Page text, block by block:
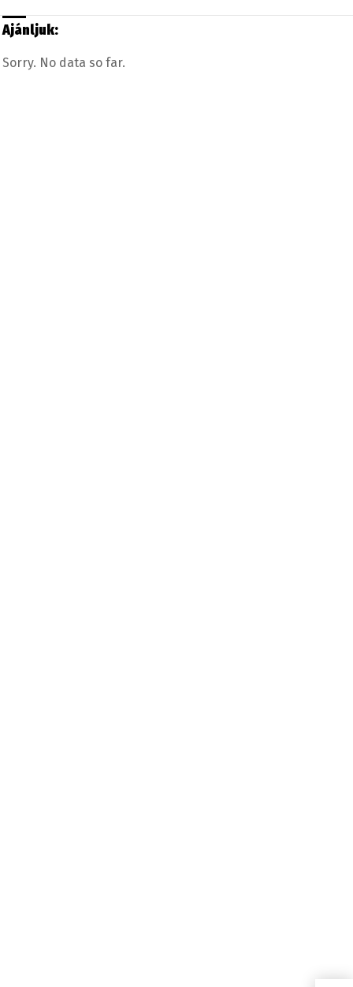
Ajánljuk:
Sorry. No data so far.